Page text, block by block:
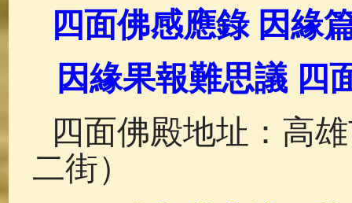
四面佛感應錄 因緣
因緣果報難思議 四
四面佛殿地址：高
二街）